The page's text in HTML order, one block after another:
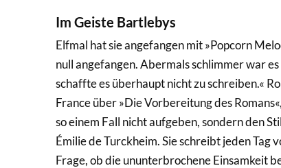
Im Geiste Bartlebys
Elfmal hat sie angefangen mit »Popcorn
null angefangen. Abermals schlimmer war
schaffte es überhaupt nicht zu schreiben.«
France über »Die Vorbereitung des
so einem Fall nicht aufgeben, sondern den
Émilie de Turckheim. Sie schreibt jeden Tag
Frage, ob die ununterbrochene Einsamkeit